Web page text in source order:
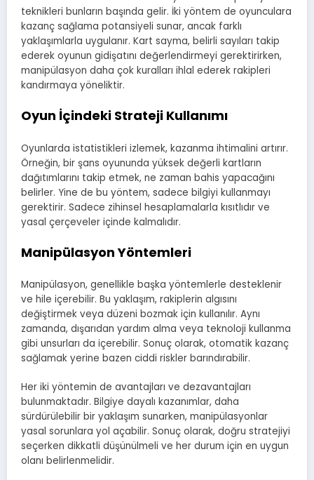
teknikleri bunların başında gelir. İki yöntem de oyunculara
kazanç sağlama potansiyeli sunar, ancak farklı
yaklaşımlarla uygulanır. Kart sayma, belirli sayıları takip
ederek oyunun gidişatını değerlendirmeyi gerektirirken,
manipülasyon daha çok kuralları ihlal ederek rakipleri
kandırmaya yöneliktir.
Oyun İçindeki Strateji Kullanımı
Oyunlarda istatistikleri izlemek, kazanma ihtimalini artırır.
Örneğin, bir şans oyununda yüksek değerli kartların
dağıtımlarını takip etmek, ne zaman bahis yapacağını
belirler. Yine de bu yöntem, sadece bilgiyi kullanmayı
gerektirir. Sadece zihinsel hesaplamalarla kısıtlıdır ve
yasal çerçeveler içinde kalmalıdır.
Manipülasyon Yöntemleri
Manipülasyon, genellikle başka yöntemlerle desteklenir
ve hile içerebilir. Bu yaklaşım, rakiplerin algısını
değiştirmek veya düzeni bozmak için kullanılır. Aynı
zamanda, dışarıdan yardım alma veya teknoloji kullanma
gibi unsurları da içerebilir. Sonuç olarak, otomatik kazanç
sağlamak yerine bazen ciddi riskler barındırabilir.
Her iki yöntemin de avantajları ve dezavantajları
bulunmaktadır. Bilgiye dayalı kazanımlar, daha
sürdürülebilir bir yaklaşım sunarken, manipülasyonlar
yasal sorunlara yol açabilir. Sonuç olarak, doğru stratejiyi
seçerken dikkatli düşünülmeli ve her durum için en uygun
olanı belirlenmelidir.